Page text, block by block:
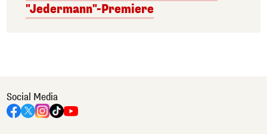
"Jedermann"-Premiere
Social Media